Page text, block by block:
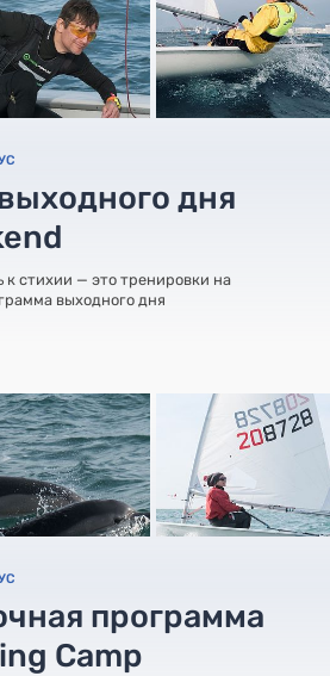
дня
к стихии — это тренировки на
выходного дня
программа
Camp